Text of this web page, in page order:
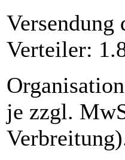
Versendung
Verteiler:
je zzgl.